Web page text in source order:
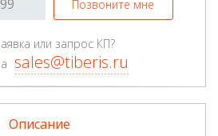
Позвоните мне
или запрос КП?
sales@tiberis.ru
Описание